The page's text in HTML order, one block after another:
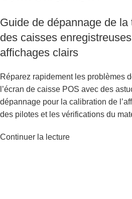
Guide de dépannage de
des caisses
affichages clairs
Réparez rapidement les problèmes
l’écran de caisse POS avec des
dépannage pour la calibration de
des pilotes et les vérifications du
Continuer la lecture